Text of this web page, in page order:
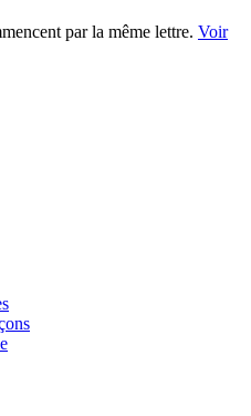
par la même lettre. Voir